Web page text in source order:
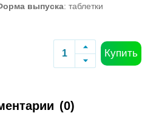
выпуска: таблетки
Купить
(0)